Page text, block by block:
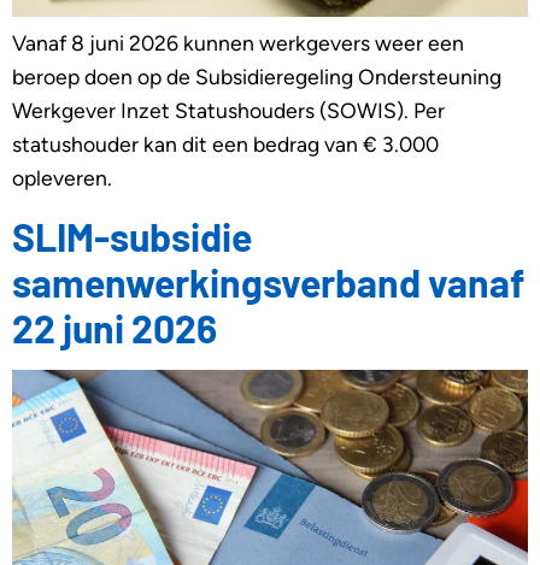
Vanaf 8 juni 2026 kunnen werkgevers weer een
beroep doen op de Subsidieregeling Ondersteuning
Werkgever Inzet Statushouders (SOWIS). Per
statushouder kan dit een bedrag van € 3.000
opleveren.
SLIM-subsidie
samenwerkingsverband vanaf
22 juni 2026